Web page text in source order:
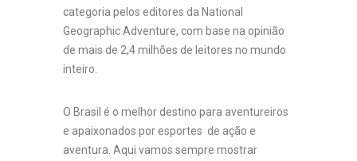
categoria pelos editores da National
Geographic Adventure, com base na opinião
de mais de 2,4 milhões de leitores no mundo
inteiro.
O Brasil é o melhor destino para aventureiros
e apaixonados por esportes de ação e
aventura. Aqui vamos sempre mostrar